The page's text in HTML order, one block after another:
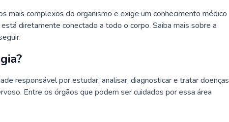
mais complexos do organismo e exige um conhecimento médico
diretamente conectado a todo o corpo. Saiba mais sobre a
responsável por estudar, analisar, diagnosticar e tratar doenças
Entre os órgãos que podem ser cuidados por essa área